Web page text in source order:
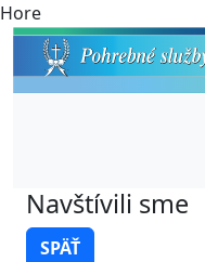
Hore
Navštívili sme
SPÄŤ